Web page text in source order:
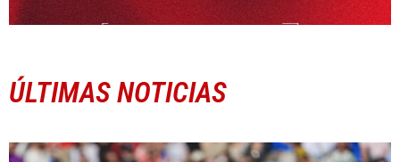
ÚLTIMAS NOTICIAS